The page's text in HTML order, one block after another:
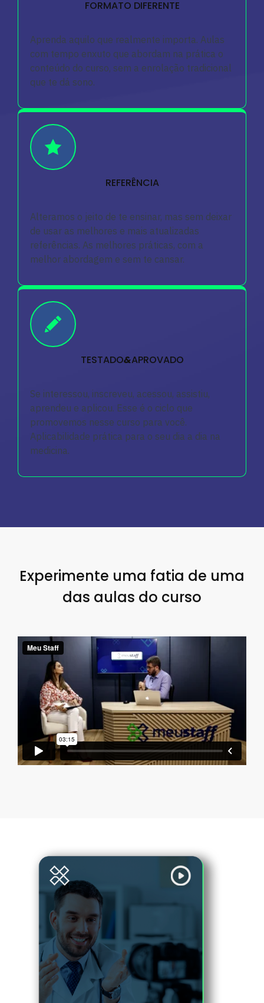
FORMATO DIFERENTE
Aprenda aquilo que realmente importa. Aulas
com tempo enxuto que abordam na prática o
conteúdo do curso, sem a enrolação tradicional
que te dá sono.
REFERÊNCIA
Alteramos o jeito de te ensinar, mas sem deixar
de usar as melhores e mais atualizadas
referências. As melhores práticas, com a
melhor abordagem e sem te cansar.
TESTADO&APROVADO
Se interessou, inscreveu, acessou, assistiu,
aprendeu e aplicou. Esse é o ciclo que
promovemos nesse curso para você.
Aplicabilidade prática para o seu dia a dia na
medicina.
Experimente uma fatia de uma
das aulas do curso